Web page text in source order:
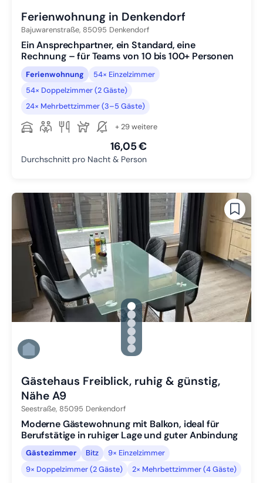
Ferienwohnung in Denkendorf
Bajuwarenstraße, 85095 Denkendorf
Ein Ansprechpartner, ein Standard, eine
Rechnung – für Teams von 10 bis 100+ Personen
Ferienwohnung
54× Einzelzimmer
54× Doppelzimmer (2 Gäste)
24× Mehrbettzimmer (3–5 Gäste)
+ 29 weitere
16,05 €
Durchschnitt pro Nacht & Person
gallery.slide_selector
Zu Slide 1 wechseln
Zu Slide 2 wechseln
Zu Slide 3 wechseln
Zu Slide 4 wechseln
Zu Slide 5 wechseln
Zu Slide 6 wechseln
Gästehaus Freiblick, ruhig & günstig,
Nähe A9
Seestraße, 85095 Denkendorf
Moderne Gästewohnung mit Balkon, ideal für
Berufstätige in ruhiger Lage und guter Anbindung
Gästezimmer Bitz
9× Einzelzimmer
9× Doppelzimmer (2 Gäste)
2× Mehrbettzimmer (4 Gäste)